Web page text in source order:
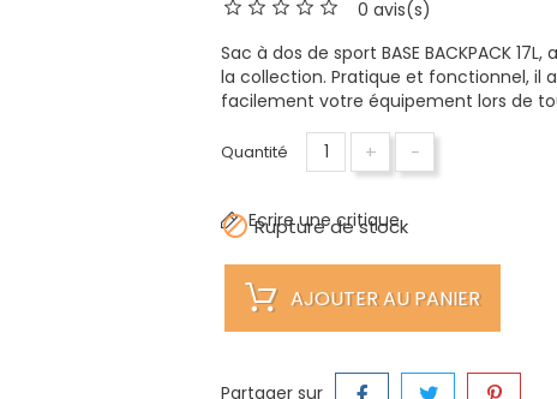
0 avis(s)
Sac à dos de sport BASE BACKPACK
la collection. Pratique et fonctionnel, il
facilement votre équipement lors de
Quantité + -
Ecrire une critique
Rupture de stock
AJOUTER AU PANIER
Partager sur